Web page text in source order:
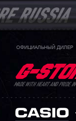
ОФИЦИАЛЬНЫЙ ДИЛЕР
MADE WITH HEART AND PRIDE